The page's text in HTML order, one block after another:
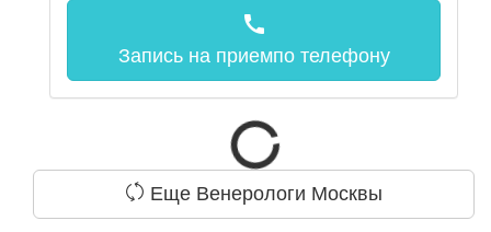
call
Запись на приемпо телефону
Еще Венерологи Москвы